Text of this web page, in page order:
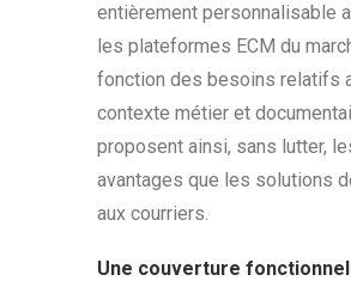
entièrement personnalisable
les plateformes ECM du
fonction des besoins relatifs
contexte métier et
proposent ainsi, sans lutter,
avantages que les solutions
aux courriers.
Une couverture